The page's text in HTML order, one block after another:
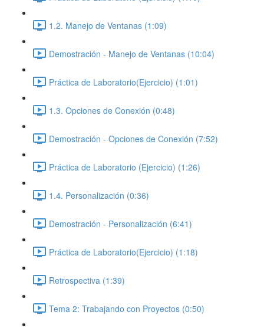
1.2. Manejo de Ventanas (1:09)
Demostración - Manejo de Ventanas (10:04)
Práctica de Laboratorio(Ejercicio) (1:01)
1.3. Opciones de Conexión (0:48)
Demostración - Opciones de Conexión (7:52)
Práctica de Laboratorio (Ejercicio) (1:26)
1.4. Personalización (0:36)
Demostración - Personalización (6:41)
Práctica de Laboratorio(Ejercicio) (1:18)
Retrospectiva (1:39)
Tema 2: Trabajando con Proyectos (0:50)